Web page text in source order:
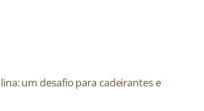
um desafio para cadeirantes e